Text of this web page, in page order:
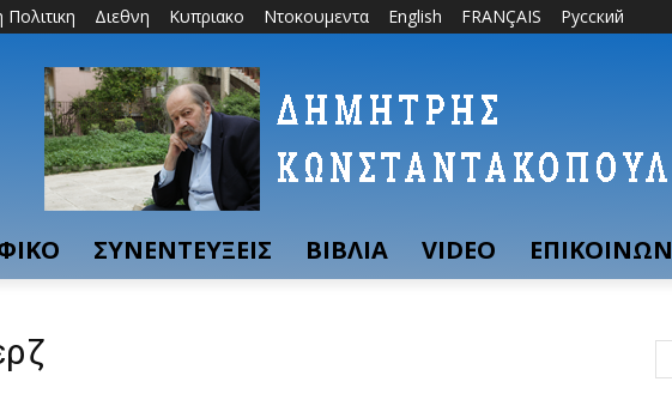
Πολιτικη Διεθνη Κυπριακο Ντοκουμεντα English FRANÇAIS Русский
ΣΥΝΕΝΤΕΥΞΕΙΣ ΒΙΒΛΙΑ VIDEO